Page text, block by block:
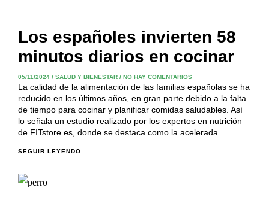
Los españoles invierten 58
minutos diarios en cocinar
05/11/2024 / SALUD Y BIENESTAR / NO HAY COMENTARIOS
La calidad de la alimentación de las familias españolas se ha
reducido en los últimos años, en gran parte debido a la falta
de tiempo para cocinar y planificar comidas saludables. Así
lo señala un estudio realizado por los expertos en nutrición
de FITstore.es, donde se destaca como la acelerada
SEGUIR LEYENDO